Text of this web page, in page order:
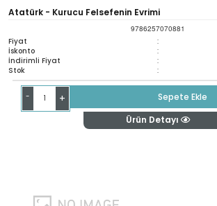
Atatürk - Kurucu Felsefenin Evrimi
9786257070881
Fiyat :
İskonto :
İndirimli Fiyat :
Stok :
- +
Sepete Ekle
Ürün Detayı